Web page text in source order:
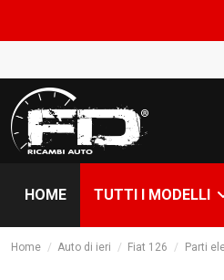
HOME TUTTI I MODELLI
Home Auto di ieri Fiat 126 Parti